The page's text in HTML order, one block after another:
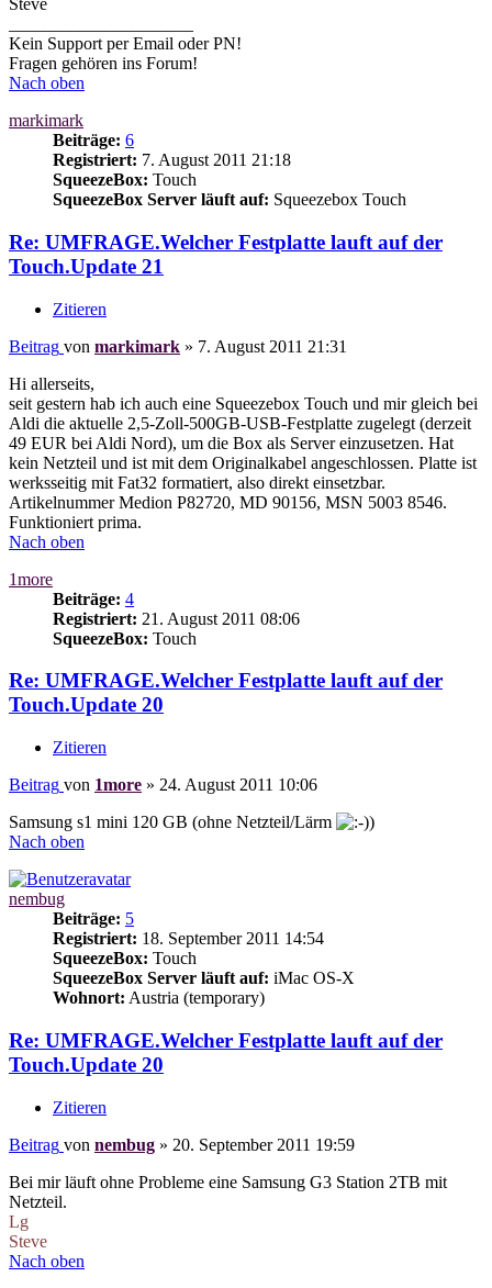
Steve
Kein Support per Email oder PN!
Fragen gehören ins Forum!
Nach oben
markimark
Beiträge: 6
Registriert: 7. August 2011 21:18
SqueezeBox: Touch
SqueezeBox Server läuft auf: Squeezebox Touch
Re: UMFRAGE.Welcher Festplatte lauft auf der
Touch.Update 21
Zitieren
Beitrag von markimark » 7. August 2011 21:31
Hi allerseits,
seit gestern hab ich auch eine Squeezebox Touch und mir gleich bei
Aldi die aktuelle 2,5-Zoll-500GB-USB-Festplatte zugelegt (derzeit
49 EUR bei Aldi Nord), um die Box als Server einzusetzen. Hat
kein Netzteil und ist mit dem Originalkabel angeschlossen. Platte ist
werksseitig mit Fat32 formatiert, also direkt einsetzbar.
Artikelnummer Medion P82720, MD 90156, MSN 5003 8546.
Funktioniert prima.
Nach oben
1more
Beiträge: 4
Registriert: 21. August 2011 08:06
SqueezeBox: Touch
Re: UMFRAGE.Welcher Festplatte lauft auf der
Touch.Update 20
Zitieren
Beitrag von 1more » 24. August 2011 10:06
Samsung s1 mini 120 GB (ohne Netzteil/Lärm
)
Nach oben
nembug
Beiträge: 5
Registriert: 18. September 2011 14:54
SqueezeBox: Touch
SqueezeBox Server läuft auf: iMac OS-X
Wohnort: Austria (temporary)
Re: UMFRAGE.Welcher Festplatte lauft auf der
Touch.Update 20
Zitieren
Beitrag von nembug » 20. September 2011 19:59
Bei mir läuft ohne Probleme eine Samsung G3 Station 2TB mit
Netzteil.
Lg
Steve
Nach oben